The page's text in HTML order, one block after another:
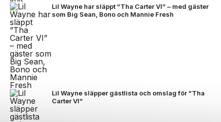
Lil Wayne har släppt ”Tha Carter VI” – med gäster
som Big Sean, Bono och Mannie Fresh
Lil Wayne släpper gästlista och omslag för ”Tha
Carter VI”